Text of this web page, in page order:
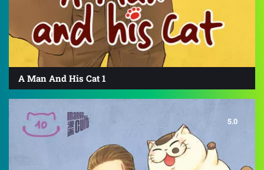
A Man And His Cat 1
5.0